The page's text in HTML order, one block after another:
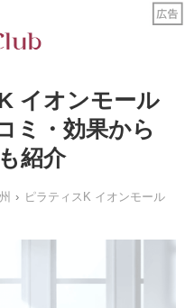
イオンモール
ミ・効果から
紹介
ピラティスK イオンモール